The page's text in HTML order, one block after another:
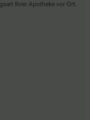
Ihrer Apotheke vor Ort.